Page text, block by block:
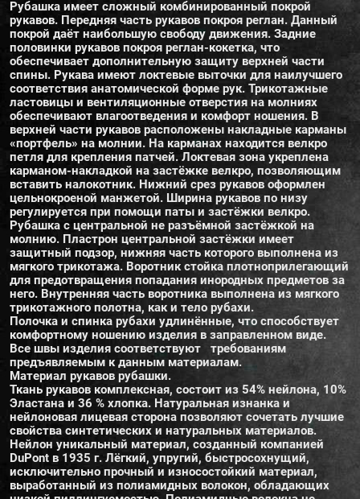
Рубашка имеет сложный комбинированный покрой
рукавов. Передняя часть рукавов покроя реглан. Данный
покрой даёт наибольшую свободу движения. Задние
половинки рукавов покроя реглан-кокетка, что
обеспечивает дополнительную защиту верхней части
спины. Рукава имеют локтевые выточки для наилучшего
соответствия анатомической форме рук. Трикотажные
ластовицы и вентиляционные отверстия на молниях
обеспечивают влагоотведения и комфорт ношения. В
верхней части рукавов расположены накладные карманы
«портфель» на молнии. На карманах находится велкро
петля для крепления патчей. Локтевая зона укреплена
карманом-накладкой на застёжке велкро, позволяющим
вставить налокотник. Нижний срез рукавов оформлен
цельнокроеной манжетой. Ширина рукавов по низу
регулируется при помощи паты и застёжки велкро.
Рубашка с центральной не разъёмной застёжкой на
молнию. Пластрон центральной застёжки имеет
защитный подзор, нижняя часть которого выполнена из
мягкого трикотажа. Воротник стойка плотноприлегающий
для предотвращения попадания инородных предметов за
него. Внутренняя часть воротника выполнена из мягкого
трикотажного полотна, как и тело рубахи.
Полочка и спинка рубахи удлинённые, что способствует
комфортному ношению изделия в заправленном виде.
Все швы изделия соответствуют требованиям
предъявляемым к данным материалам.
Материал рукавов рубашки.
Ткань рукавов комплексная, состоит из 54% нейлона, 10%
Эластана и 36 % хлопка. Натуральная изнанка и
нейлоновая лицевая сторона позволяют сочетать лучшие
свойства синтетических и натуральных материалов.
Нейлон уникальный материал, созданный компанией
DuPont в 1935 г. Лёгкий, упругий, быстросохнущий,
исключительно прочный и износостойкий материал,
выработанный из полиамидных волокон, обладающих